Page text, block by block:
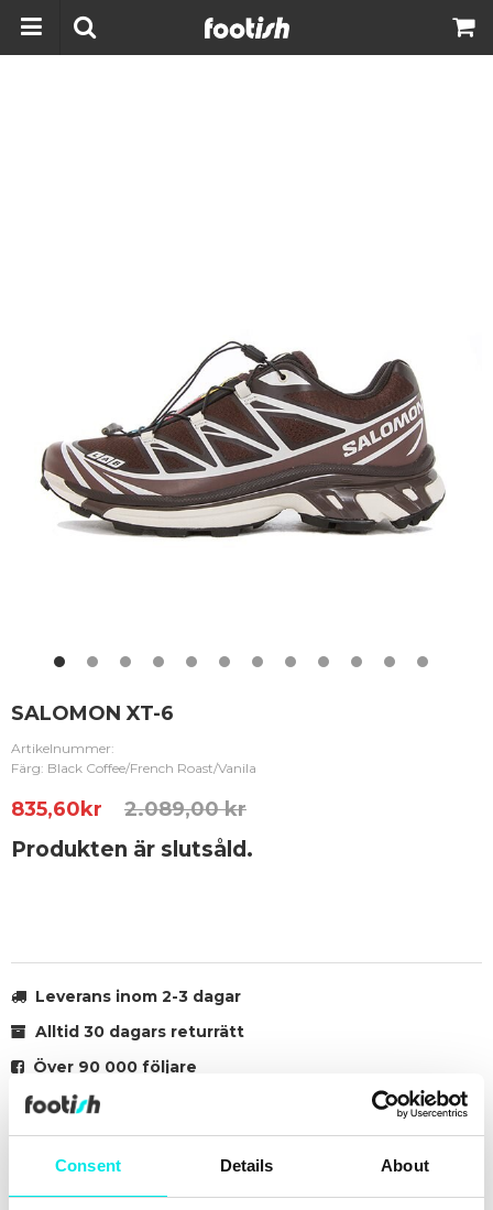
Consent Details About
SALOMON XT-6
Artikelnummer:
Färg: Black Coffee/French Roast/Vanila
835,60kr 2.089,00 kr
Produkten är slutsåld.
Leverans inom 2-3 dagar
Alltid 30 dagars returrätt
Över 90 000 följare
Grundat 2007
#sneakers #25q3